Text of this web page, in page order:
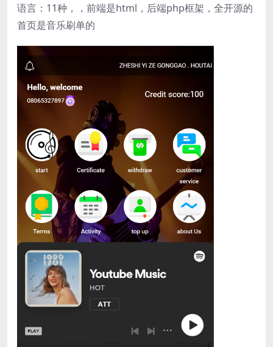
语言：11种，，前端是html，后端php框架，全开源的
首页是音乐刷单的